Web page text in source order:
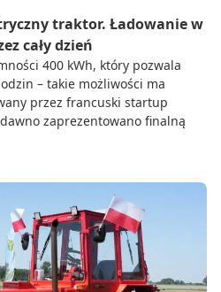
traktor. Ładowanie w
cały dzień
400 kWh, który pozwala
– takie możliwości ma
przez francuski startup
zaprezentowano finalną